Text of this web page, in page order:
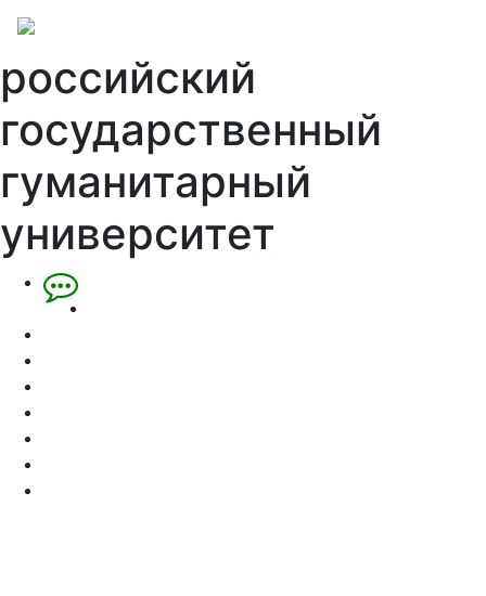
российский
государственный
гуманитарный
университет